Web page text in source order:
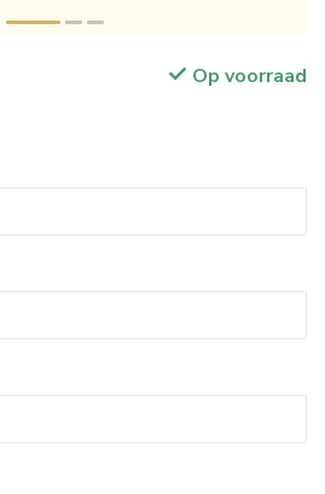
Op voorraad